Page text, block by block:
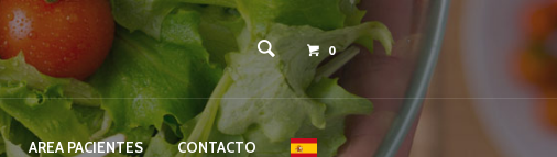
0
AREA PACIENTES CONTACTO